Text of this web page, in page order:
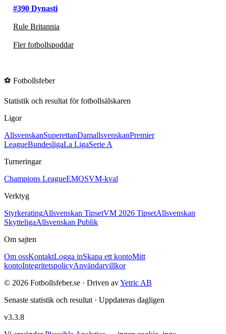
#390 Dynasti
Rule Britannia
Fler fotbollspoddar
⚽ Fotbollsfeber
Statistik och resultat för fotbollsälskaren
Ligor
AllsvenskanSuperettanDamallsvenskanPremier
LeagueBundesligaLa LigaSerie A
Turneringar
Champions LeagueEMOSVM-kval
Verktyg
StyrkeratingAllsvenskan TipsetVM 2026 TipsetAllsvenskan
SkytteligaAllsvenskan Publik
Om sajten
Om ossKontaktLogga inSkapa ett kontoMitt
kontoIntegritetspolicyAnvändarvillkor
© 2026 Fotbollsfeber.se · Driven avYetric AB
Senaste statistik och resultat · Uppdateras dagligen
v3.3.8